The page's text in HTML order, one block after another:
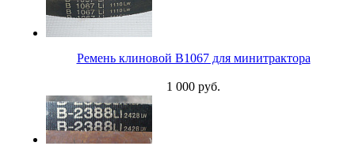
Ремень клиновой B1067 для минитрактора
1 000 руб.